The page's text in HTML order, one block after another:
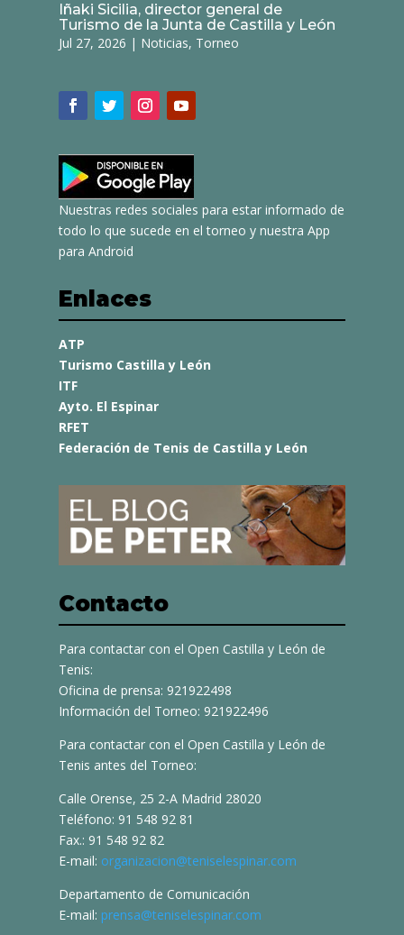
Iñaki Sicilia, director general de
Turismo de la Junta de Castilla y León
Jul 27, 2026 | Noticias, Torneo
Nuestras redes sociales para estar informado de
todo lo que sucede en el torneo y nuestra App
para Android
Enlaces
ATP
Turismo Castilla y León
ITF
Ayto. El Espinar
RFET
Federación de Tenis de Castilla y León
Contacto
Para contactar con el Open Castilla y León de
Tenis:
Oficina de prensa: 921922498
Información del Torneo: 921922496
Para contactar con el Open Castilla y León de
Tenis antes del Torneo:
Calle Orense, 25 2-A Madrid 28020
Teléfono: 91 548 92 81
Fax.: 91 548 92 82
E-mail: organizacion@teniselespinar.com
Departamento de Comunicación
E-mail: prensa@teniselespinar.com